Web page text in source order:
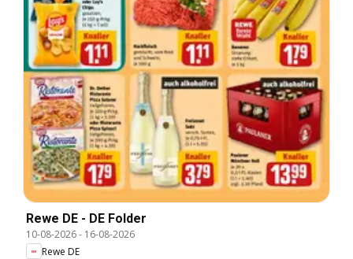
Rewe DE - DE Folder
10-08-2026- 16-08-2026
Rewe DE